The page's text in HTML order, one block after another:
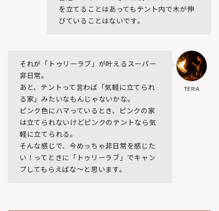
を立てることはあってもテント内で木が伸
びていることはないです。
TERA
それが「トゥリーラブ」が叶えるスーパー
非日常。
あと、テントって言わば「気軽に立てられ
る家」みたいなもんじゃないかな。
ピンク色にハマっているとき、ピンクの家
は立てられないけどピンクのテントなら気
軽に立てられる。
そんな感じで、今めっちゃ非日常を感じた
い！ってときに「トゥリーラブ」でキャン
プしてもらえばな～と思います。